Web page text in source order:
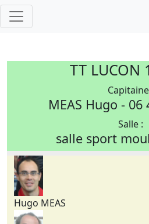
TT LUCON
MEAS Hugo - 06
Salle :
salle sport
Hugo MEAS